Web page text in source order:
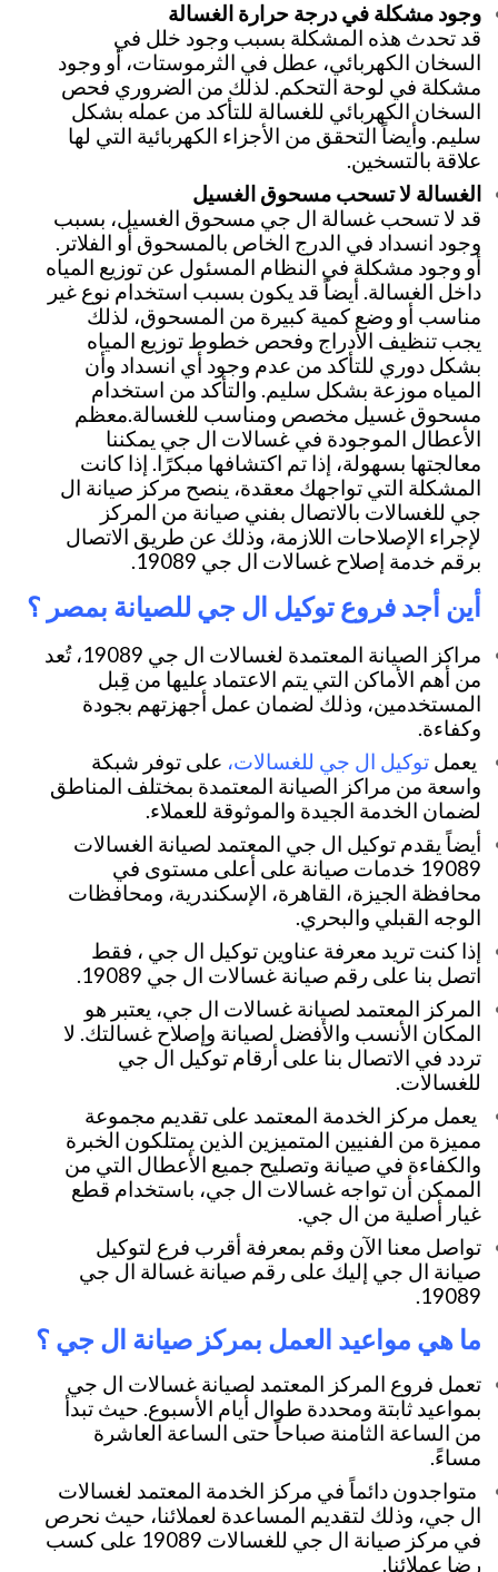
وجود مشكلة في درجة حرارة الغسالة
قد تحدث هذه المشكلة بسبب وجود خلل في
السخان الكهربائي، عطل في الثرموستات، أو وجود
مشكلة في لوحة التحكم. لذلك من الضروري فحص
السخان الكهربائي للغسالة للتأكد من عمله بشكل
سليم. وأيضاً التحقق من الأجزاء الكهربائية التي لها
علاقة بالتسخين.
الغسالة لا تسحب مسحوق الغسيل
قد لا تسحب غسالة ال جي مسحوق الغسيل، بسبب
وجود انسداد في الدرج الخاص بالمسحوق أو الفلاتر.
أو وجود مشكلة في النظام المسئول عن توزيع المياه
داخل الغسالة. أيضاً قد يكون بسبب استخدام نوع غير
مناسب أو وضع كمية كبيرة من المسحوق، لذلك
يجب تنظيف الأدراج وفحص خطوط توزيع المياه
بشكل دوري للتأكد من عدم وجود أي انسداد وأن
المياه موزعة بشكل سليم. والتأكد من استخدام
مسحوق غسيل مخصص ومناسب للغسالة.معظم
الأعطال الموجودة في غسالات ال جي يمكننا
معالجتها بسهولة، إذا تم اكتشافها مبكرًا. إذا كانت
المشكلة التي تواجهك معقدة، ينصح مركز صيانة ال
جي للغسالات بالاتصال بفني صيانة من المركز
لإجراء الإصلاحات اللازمة، وذلك عن طريق الاتصال
برقم خدمة إصلاح غسالات ال جي 19089.
أين أجد فروع توكيل ال جي للصيانة بمصر ؟
مراكز الصيانة المعتمدة لغسالات ال جي 19089، تُعد
من أهم الأماكن التي يتم الاعتماد عليها من قِبل
المستخدمين، وذلك لضمان عمل أجهزتهم بجودة
وكفاءة.
يعمل توكيل ال جي للغسالات، على توفر شبكة
واسعة من مراكز الصيانة المعتمدة بمختلف المناطق
لضمان الخدمة الجيدة والموثوقة للعملاء.
أيضاً يقدم توكيل ال جي المعتمد لصيانة الغسالات
19089 خدمات صيانة على أعلى مستوى في
محافظة الجيزة، القاهرة، الإسكندرية، ومحافظات
الوجه القبلي والبحري.
إذا كنت تريد معرفة عناوين توكيل ال جي ، فقط
اتصل بنا على رقم صيانة غسالات ال جي 19089.
المركز المعتمد لصيانة غسالات ال جي، يعتبر هو
المكان الأنسب والأفضل لصيانة وإصلاح غسالتك. لا
تردد في الاتصال بنا على أرقام توكيل ال جي
للغسالات.
يعمل مركز الخدمة المعتمد على تقديم مجموعة
مميزة من الفنيين المتميزين الذين يمتلكون الخبرة
والكفاءة في صيانة وتصليح جميع الأعطال التي من
الممكن أن تواجه غسالات ال جي، باستخدام قطع
غيار أصلية من ال جي.
تواصل معنا الآن وقم بمعرفة أقرب فرع لتوكيل
صيانة ال جي إليك على رقم صيانة غسالة ال جي
19089.
ما هي مواعيد العمل بمركز صيانة ال جي ؟
تعمل فروع المركز المعتمد لصيانة غسالات ال جي
بمواعيد ثابتة ومحددة طوال أيام الأسبوع. حيث تبدأ
من الساعة الثامنة صباحاً حتى الساعة العاشرة
مساءً.
متواجدون دائماً في مركز الخدمة المعتمد لغسالات
ال جي، وذلك لتقديم المساعدة لعملائنا، حيث نحرص
في مركز صيانة ال جي للغسالات 19089 على كسب
رضا عملائنا.